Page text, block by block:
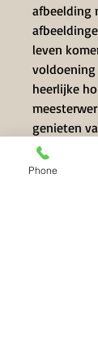
afbeelding
leven
heerlijke
genieten
stift,
Phone